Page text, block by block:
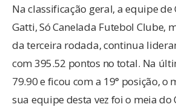
Na classificação geral, a equipe
Gatti, Só Canelada Futebol Clube,
da terceira rodada, continua
com 395.52 pontos no total. Na
79.90 e ficou com a 19° posição, o
sua equipe desta vez foi o meia do